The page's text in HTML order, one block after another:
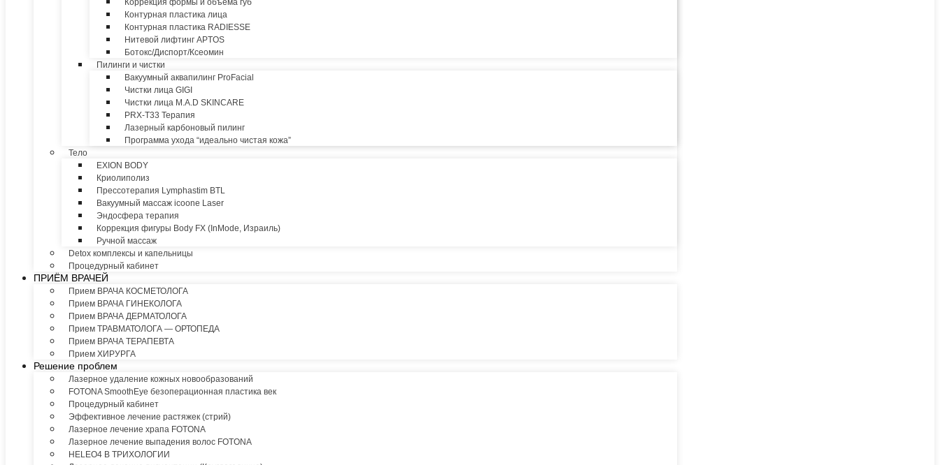
Коррекция формы и объема губ
Контурная пластика лица
Контурная пластика RADIESSE
Нитевой лифтинг APTOS
Ботокс/Диспорт/Ксеомин
Пилинги и чистки
Вакуумный аквапилинг ProFacial
Чистки лица GIGI
Чистки лица M.A.D SKINCARE
PRX-T33 Терапия
Лазерный карбоновый пилинг
Программа ухода “идеально чистая кожа”
Тело
EXION BODY
Криолиполиз
Прессотерапия Lymphastim BTL
Вакуумный массаж icoone Laser
Эндосфера терапия
Коррекция фигуры Body FX (InMode, Израиль)
Ручной массаж
Detox комплексы и капельницы
Процедурный кабинет
ПРИЁМ ВРАЧЕЙ
Прием ВРАЧА КОСМЕТОЛОГА
Прием ВРАЧА ГИНЕКОЛОГА
Прием ВРАЧА ДЕРМАТОЛОГА
Прием ТРАВМАТОЛОГА — ОРТОПЕДА
Прием ВРАЧА ТЕРАПЕВТА
Прием ХИРУРГА
Решение проблем
Лазерное удаление кожных новообразований
FOTONA SmoothEye безоперационная пластика век
Процедурный кабинет
Эффективное лечение растяжек (стрий)
Лазерное лечение храпа FOTONA
Лазерное лечение выпадения волос FOTONA
HELEO4 В ТРИХОЛОГИИ